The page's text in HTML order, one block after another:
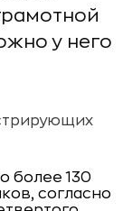
у него
более 130
согласно